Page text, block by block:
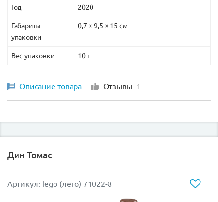
Год 2020
Габариты
упаковки
0,7 × 9,5 × 15 см
Вес упаковки 10 г
Описание товара Отзывы 1
Дин Томас
Артикул: lego (лего) 71022-8